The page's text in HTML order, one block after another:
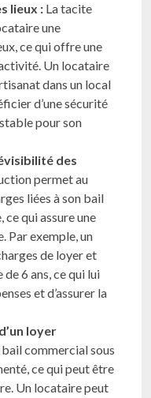
lieux : La tacite
une
ce qui offre une
Un locataire
dans un local
d’une sécurité
pour son
des
permet au
liées à son bail
ce qui assure une
Par exemple, un
de loyer et
de 6 ans, ce qui lui
et d’assurer la
loyer
bail commercial sous
ce qui peut être
Un locataire peut